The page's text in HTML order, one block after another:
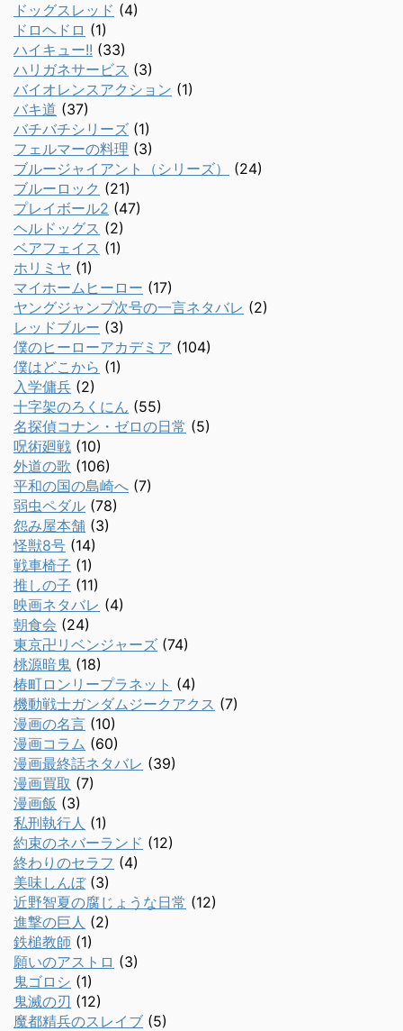
ドッグスレッド (4)
ドロヘドロ (1)
ハイキュー!! (33)
ハリガネサービス (3)
バイオレンスアクション (1)
バキ道 (37)
バチバチシリーズ (1)
フェルマーの料理 (3)
ブルージャイアント（シリーズ）
(24)
ブルーロック (21)
プレイボール2 (47)
ヘルドッグス (2)
ベアフェイス (1)
ホリミヤ (1)
マイホームヒーロー (17)
ヤングジャンプ次号の一言ネタバレ (2)
レッドブルー (3)
僕のヒーローアカデミア (104)
僕はどこから (1)
入学傭兵 (2)
十字架のろくにん (55)
名探偵コナン・ゼロの日常 (5)
呪術廻戦 (10)
外道の歌 (106)
平和の国の島崎へ (7)
弱虫ペダル (78)
怨み屋本舗 (3)
怪獣8号 (14)
戦車椅子 (1)
推しの子 (11)
映画ネタバレ (4)
朝食会 (24)
東京卍リベンジャーズ (74)
桃源暗鬼 (18)
椿町ロンリープラネット (4)
機動戦士ガンダムジークアクス (7)
漫画の名言 (10)
漫画コラム (60)
漫画最終話ネタバレ (39)
漫画買取 (7)
漫画飯 (3)
私刑執行人 (1)
約束のネバーランド (12)
終わりのセラフ (4)
美味しんぼ(3)
近野智夏の腐じょうな日常 (12)
進撃の巨人 (2)
鉄槌教師 (1)
願いのアストロ (3)
鬼ゴロシ (1)
鬼滅の刃 (12)
魔都精兵のスレイブ (5)